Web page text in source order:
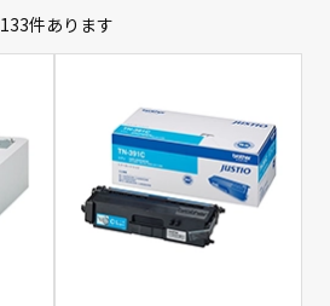
133件あります